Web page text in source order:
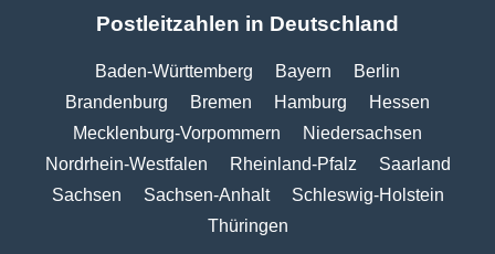
Postleitzahlen in Deutschland
Baden-Württemberg Bayern
Berlin
Brandenburg
Bremen Hamburg
Hessen
Mecklenburg-Vorpommern
Niedersachsen
Nordrhein-Westfalen
Rheinland-Pfalz
Saarland
Sachsen
Sachsen-Anhalt
Schleswig-Holstein
Thüringen